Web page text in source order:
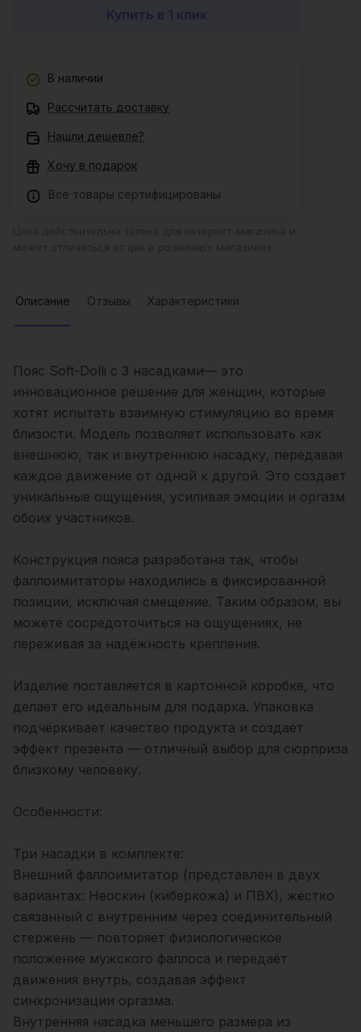
Купить в 1 клик
В наличии
Рассчитать доставку
Нашли дешевле?
Хочу в подарок
Все товары сертифицированы
Описание Отзывы Характеристики
Пояс Soft-Dolli с 3 насадками— это
инновационное решение для женщин, которые
хотят испытать взаимную стимуляцию во время
близости. Модель позволяет использовать как
внешнюю, так и внутреннюю насадку, передавая
каждое движение от одной к другой. Это создаёт
уникальные ощущения, усиливая эмоции и оргазм
обоих участников.
Конструкция пояса разработана так, чтобы
фаллоимитаторы находились в фиксированной
позиции, исключая смещение. Таким образом, вы
можете сосредоточиться на ощущениях, не
переживая за надёжность крепления.
Изделие поставляется в картонной коробке, что
делает его идеальным для подарка. Упаковка
подчёркивает качество продукта и создаёт
эффект презента — отличный выбор для сюрприза
близкому человеку.
Особенности:
Три насадки в комплекте:
Внешний фаллоимитатор (представлен в двух
вариантах: Неоскин (киберкожа) и ПВХ), жёстко
связанный с внутренним через соединительный
стержень — повторяет физиологическое
положение мужского фаллоса и передаёт
движения внутрь, создавая эффект
синхронизации оргазма.
Внутренняя насадка меньшего размера из